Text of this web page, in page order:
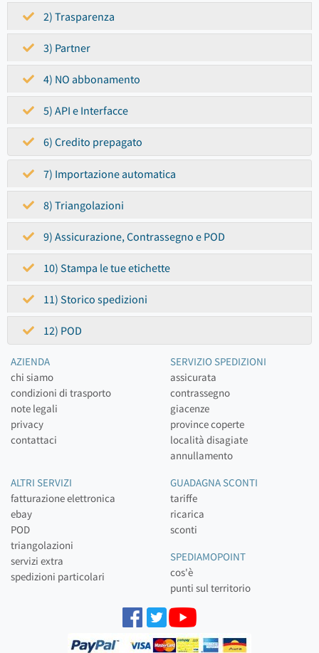
2) Trasparenza
3) Partner
4) NO abbonamento
5) API e Interfacce
6) Credito prepagato
7) Importazione automatica
8) Triangolazioni
9) Assicurazione, Contrassegno e POD
10) Stampa le tue etichette
11) Storico spedizioni
12) POD
AZIENDA
chi siamo
condizioni di trasporto
note legali
privacy
contattaci
SERVIZIO SPEDIZIONI
assicurata
contrassegno
giacenze
province coperte
località disagiate
annullamento
ALTRI SERVIZI
fatturazione elettronica
ebay
POD
triangolazioni
servizi extra
spedizioni particolari
GUADAGNA SCONTI
tariffe
ricarica
sconti
SPEDIAMOPOINT
cos'è
punti sul territorio